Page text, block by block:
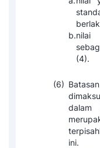
b.
(4).
(6)
dalam
ini.